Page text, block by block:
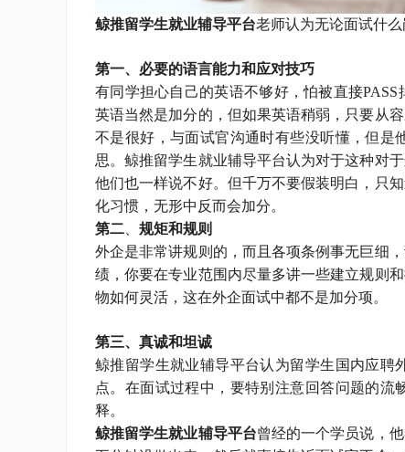
鲸推留学生就业辅导平台老师认为无论面试什
第一、必要的语言能力和应对技巧
有同学担心自己的英语不够好，怕被直接
英语当然是加分的，但如果英语稍弱，只要从
不是很好，与面试官沟通时有些没听懂，但是
思。鲸推留学生就业辅导平台认为对于这种对
他们也一样说不好。但千万不要假装明白，只
化习惯，无形中反而会加分。
第二
规矩和规则
外企是非常讲规则的，而且各项条例事无巨细
绩，你要在专业范围内尽量多讲一些建立规则
物如何灵活，这在外企面试中都不是加分项。
第三、真诚和坦诚
鲸推留学生就业辅导平台认为留学生国内应聘
点。在面试过程中，要特别注意回答问题的
释。
鲸推留学生就业辅导平台曾经的一个学员说，